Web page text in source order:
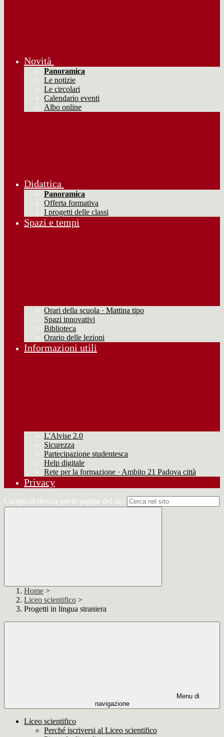
Novità
Panoramica
Le notizie
Le circolari
Calendario eventi
Albo online
Didattica
Panoramica
Offerta formativa
I progetti delle classi
Spazi e tempi
Orari della scuola · Mattina tipo
Spazi innovativi
Biblioteca
Orario delle lezioni
Informazioni utili
L'Alvise 2.0
Sicurezza
Partecipazione studentesca
Help digitale
Rete per la formazione · Ambito 21 Padova città
Privacy
Campo di ricerca per le pagine del sito
Home >
Liceo scientifico >
Progetti in lingua straniera
Menu di
navigazione
Liceo scientifico
Perché iscriversi al Liceo scientifico